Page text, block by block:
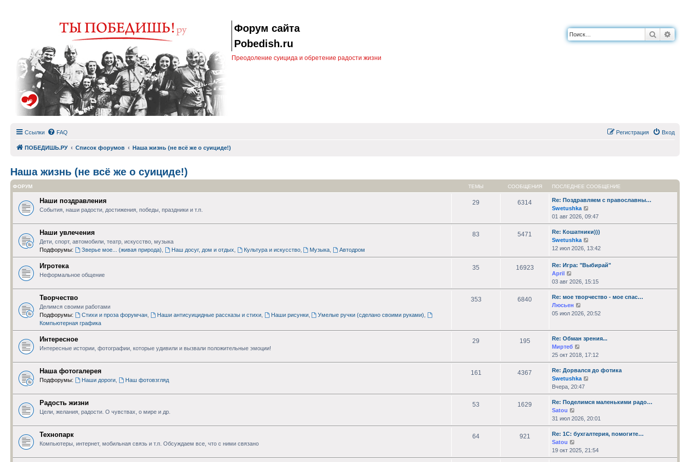
Форум сайта
Pobedish.ru
Преодоление суицида и обретение радости жизни
Поиск
Ссылки FAQ Вход
Регистрация
ПОБЕДИШЬ.РУ Список форумов Наша жизнь (не всё же о суициде!)
Наша жизнь (не всё же о суициде!)
ФОРУМ ТЕМЫ СООБЩЕНИЯ ПОСЛЕДНЕЕ СООБЩЕНИЕ
Наши поздравления
События, наши радости, достижения, победы, праздники и т.п.
29 6314
Re: Поздравляем с православны…
Swetushka
к
последнему
сообщению
01 авг 2026, 09:47
Наши увлечения
Дети, спорт, автомобили, театр, искусство, музыка
Подфорумы:
Зверье мое... (живая природа) Наш досуг, дом и отдых Культура и искусство, Музыка Автодром
83 5471
Re: Кошатники)))
Swetushka
к
последнему
сообщению
12 июл 2026, 13:42
Игротека
Неформальное общение
35 16923
Re: Игра: "Выбирай"
April
к
последнему
сообщению
03 авг 2026, 15:15
Творчество
Делимся своими работами
Подфорумы:
Стихи и проза форумчан, Наши антисуицидные рассказы и стихи, Наши рисунки, Умелые ручки (сделано своими руками)
Компьютерная графика
353 6840
Re: мое творчество - мое спас…
Люсьен
к
сообщению
05 июл 2026, 20:52
Интересное
Интересные истории, фотографии, которые удивили и вызвали положительные эмоции!
29 195
Re: Обман зрения...
Миртеб
к
последнему
сообщению
25 окт 2018, 17:12
Наша фотогалерея
Подфорумы: Наши дороги, Наш фотовзгляд
161 4367
Re: Дорвался до фотика
Swetushka
последнему
сообщению
Вчера, 20:47
Радость жизни
Цели, желания, радости. О чувствах, о мире и др.
53 1629
Re: Поделимся маленькими радо…
Satou
к
последнему
сообщению
31 июл 2026, 20:01
Технопарк
Компьютеры, интернет, мобильная связь и т.п. Обсуждаем все, что с ними связано
64 921
Re: 1С: бухгалтерия, помогите…
Satou
к
последнему
19 окт 2025, 21:54